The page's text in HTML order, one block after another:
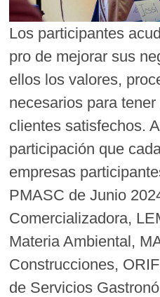
Los participantes
pro de mejorar sus
ellos los valores,
necesarios para
clientes satisfechos.
participación que
empresas
PMASC de Junio
Comercializadora,
Materia Ambiental,
Construcciones,
de Servicios